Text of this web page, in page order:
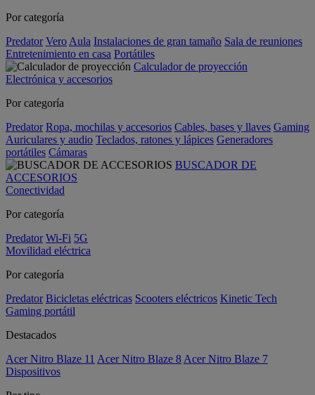
Por categoría
Predator Vero Aula Instalaciones de gran tamaño Sala de reuniones
Entretenimiento en casa Portátiles
Calculador de proyección
Electrónica y accesorios
Por categoría
Predator Ropa, mochilas y accesorios Cables, bases y llaves Gaming
Auriculares y audio Teclados, ratones y lápices Generadores
portátiles Cámaras
BUSCADOR DE
ACCESORIOS
Conectividad
Por categoría
Predator Wi-Fi 5G
Movilidad eléctrica
Por categoría
Predator Bicicletas eléctricas Scooters eléctricos Kinetic Tech
Gaming portátil
Destacados
Acer Nitro Blaze 11 Acer Nitro Blaze 8 Acer Nitro Blaze 7
Dispositivos